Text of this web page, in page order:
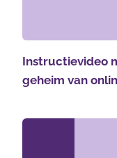
Instructievideo
geheim van